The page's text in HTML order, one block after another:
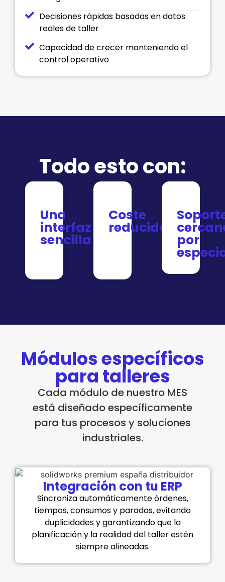
Decisiones rápidas basadas en datos
reales de taller
Capacidad de crecer manteniendo el
control operativo
Todo esto con:
Una
interfaz
sencilla
Coste
reducido
por
Módulos específicos
para talleres
Cada módulo de nuestro MES
está diseñado específicamente
para tus procesos y soluciones
industriales.
Integración con tu ERP
Sincroniza automáticamente órdenes,
tiempos, consumos y paradas, evitando
duplicidades y garantizando que la
planificación y la realidad del taller estén
siempre alineadas.